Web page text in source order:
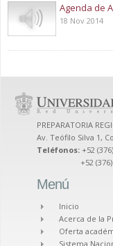
Play
Agenda de
18 Nov 2014
PREPARATORIA
Av. Teófilo Silva 1,
Teléfonos: +52
+52
Menú
Inicio
Acerca de la
Oferta
Sistema